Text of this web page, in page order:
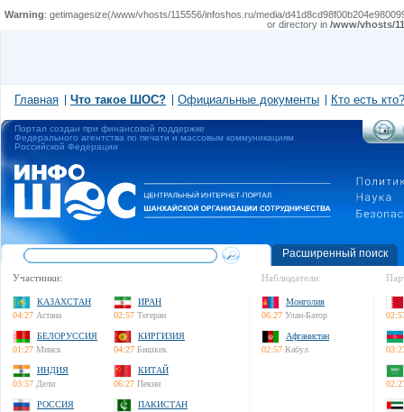
Warning: getimagesize(/www/vhosts/115556/infoshos.ru/media/
or directory in /www/vhosts/
Главная Что такое ШОС? Официальные документы Кто есть кто?
Портал создан при финансовой поддержке
Федерального агентства по печати и массовым коммуникациям
Российской Федерации
Расширенный поиск
Участники:
КАЗАХСТАН
04:27 Астана
ИРАН
02:57 Тегеран
БЕЛОРУССИЯ
01:27 Минск
КИРГИЗИЯ
04:27 Бишкек
ИНДИЯ
03:57 Дели
КИТАЙ
06:27 Пекин
РОССИЯ
ПАКИСТАН
Наблюдатели:
Монголия
06:27 Улан-Батор
Афганистан
02:57 Кабул